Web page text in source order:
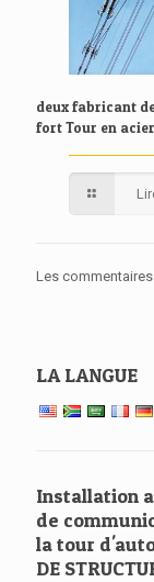
deux fabricant
fort Tour en acier
Les
LA LANGUE
Installation
de
la tour
DE